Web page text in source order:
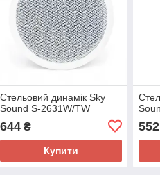
Стельовий динамік Sky
Sound S-2631W/TW
644₴
Купити
552